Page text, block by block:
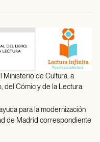
Ministerio de Cultura, a
del Cómic y de la Lectura.
para la modernización
de Madrid correspondiente